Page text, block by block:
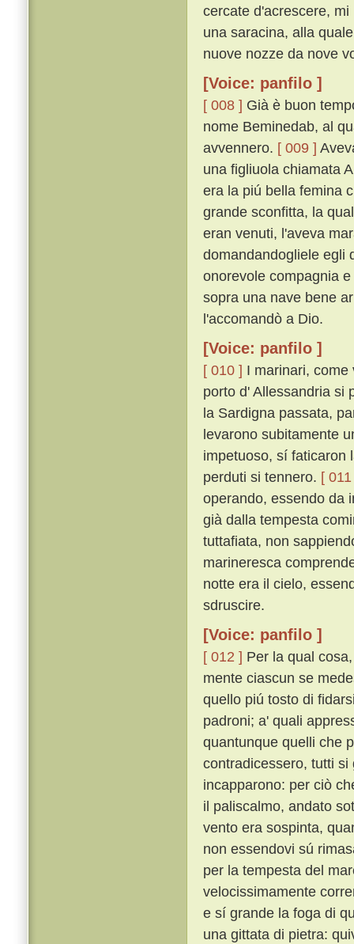
cercate d'acrescere,
una saracina, alla
nuove nozze da nove
[Voice: panfilo ]
[ 008 ] Già è buon
nome Beminedab, al
avvennero. [ 009 ]
una figliuola chiamata
era la piú bella femina
grande sconfitta, la
eran venuti, l'aveva
domandandogliele egli
onorevole compagnia
sopra una nave bene
l'accomandò a Dio.
[Voice: panfilo ]
[ 010 ] I marinari,
porto d' Allessandria si
la Sardigna passata,
levarono subitamente
impetuoso, sí faticaron
perduti si tennero. [
operando, essendo da
già dalla tempesta
tuttafiata, non
marineresca
notte era il cielo,
sdruscire.
[Voice: panfilo ]
[ 012 ] Per la qual
mente ciascun se
quello piú tosto di
padroni; a' quali
quantunque quelli che
contradicessero, tutti
incapparono: per ciò
il paliscalmo, andato
vento era sospinta,
non essendovi sú
per la tempesta del
velocissimamente
e sí grande la foga di
una gittata di pietra: